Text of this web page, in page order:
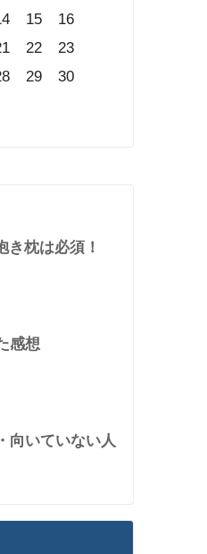
15
16
22
23
29
30
き枕は必須！
感想
向いていない人